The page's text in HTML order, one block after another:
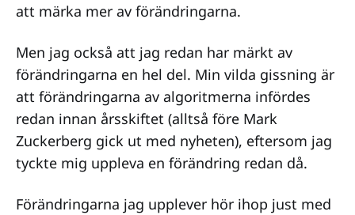
att märka mer av förändringarna.
Men jag också att jag redan har märkt av
förändringarna en hel del. Min vilda gissning är
att förändringarna av algoritmerna infördes
redan innan årsskiftet (alltså före Mark
Zuckerberg gick ut med nyheten), eftersom jag
tyckte mig uppleva en förändring redan då.
Förändringarna jag upplever hör ihop just med